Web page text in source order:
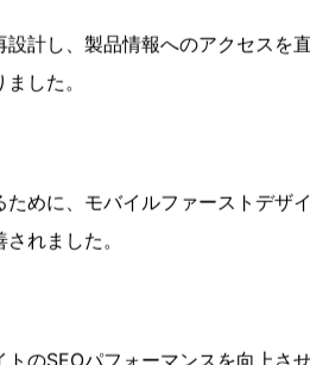
ワードを適切に配置することに
ここではその最適化方法につい